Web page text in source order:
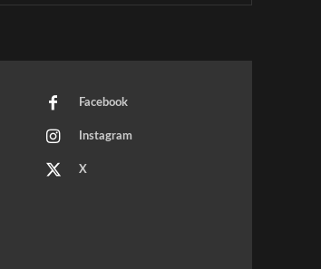
Facebook
Instagram
X